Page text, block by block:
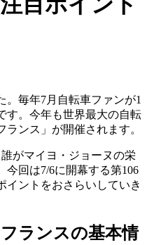
。毎年7月自転車ファンが1
す。今年も世界最大の自転
ンス」が開催されます。
がマイヨ・ジョーヌの栄
今回は7/6に開幕する第106
イントをおさらいしていき
ランスの基本情